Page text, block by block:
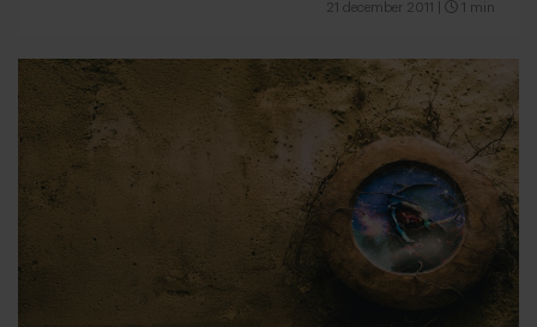
21 december 2011 1 min